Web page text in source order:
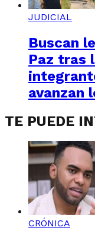
JUDICIAL
Buscan
Paz tras
avanzan
TE PUEDE
CRÓNICA